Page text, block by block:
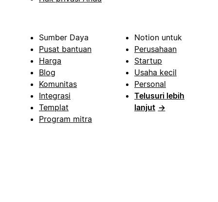
Sumber Daya
Pusat bantuan
Harga
Blog
Komunitas
Integrasi
Templat
Program mitra
Notion untuk
Perusahaan
Startup
Usaha kecil
Personal
Telusuri lebih
lanjut →